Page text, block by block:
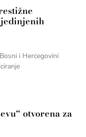
i Hercegovini
otvorena za